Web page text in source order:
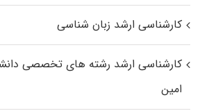
کارشناسی ارشد زبان شناسی
کارشناسی ارشد رﺷﺘﻪ ﻫﺎی تخصصی
اﻣﻴﻦ